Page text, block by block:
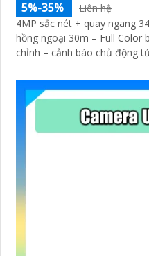
5%-35%
Liên hệ
4MP sắc nét + quay ngang
hồng ngoại 30m – Full Color
chỉnh – cảnh báo chủ động